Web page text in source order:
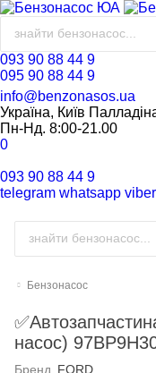
093 90 88 44 9
095 90 88 44 9
info@benzonasos.ua
Україна, Київ
Пн-Нд. 8:00-21.00
0
093 90 88 44 9
telegram whatsapp viber
Бензонасос
насос)
Бренд FORD